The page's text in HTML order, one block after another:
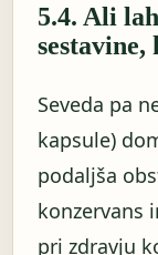
5.4. Ali
Seveda pa
kapsule)
podaljša
konzervans
pri zdravju